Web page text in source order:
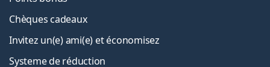
Chèques cadeaux
Invitez un(e) ami(e) et économisez
Systeme de réduction